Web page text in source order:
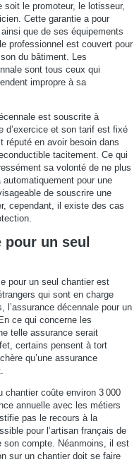
soit le promoteur, le lotisseur,
Cette garantie a pour
que de ses équipements
professionnel est couvert pour
du bâtiment. Les
sont tous ceux qui
impropre à sa
est souscrite à
d’exercice et son tarif est fixé
réputé en avoir besoin dans
tacitement. Ce qui
sa volonté de ne plus
pour une
de souscrire une
cependant, il existe des cas
pour un seul
pour un seul chantier est
qui sont en charge
l’assurance décennale pour un
ce qui concerne les
telle assurance serait
certains pensent à tort
qu’une assurance
chantier coûte environ 3 000
annuelle avec les métiers
pas le recours à la
pour l’artisan français de
son compte. Néanmoins, il est
sur un chantier doit se faire